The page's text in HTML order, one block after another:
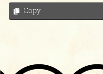
Copy